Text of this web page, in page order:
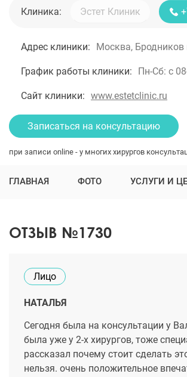
Клиника:
Адрес клиники: Москва, Бродников
График работы клиники: Пн-Сб: с
Сайт клиники: www.estetclinic.ru
Записаться на консультацию
при записи online - у многих хирургов
ГЛАВНАЯ ФОТО УСЛУГИ И
ОТЗЫВ №1730
Лицо
НАТАЛЬЯ
Сегодня была на консультации у
была уже у 2-х хирургов, тоже
рассказал почему стоит сделать
нельзя. очень положительное